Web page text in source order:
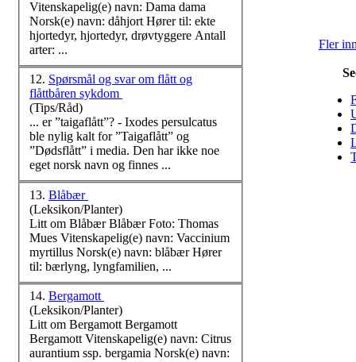
Vitenskapelig(e) navn: Dama dama
Norsk(e) navn: dåhjort Hører til: ekte
hjortedyr, hjortedyr, drøvtyggere Antall
arter: ...
12. Spørsmål og svar om flått og
flåttbåren sykdom
(Tips/Råd)
... er ”taigaflått”? - Ixodes persulcatus
ble nylig kalt for ”Taigaflått” og
”Dødsflått” i media. Den har ikke noe
eget norsk navn og finnes ...
13. Blåbær
(Leksikon/Planter)
Litt om Blåbær Blåbær Foto: Thomas
Mues Vitenskapelig(e) navn: Vaccinium
myrtillus Norsk(e) navn: blåbær Hører
til: bærlyng, lyngfamilien, ...
14. Bergamott
(Leksikon/Planter)
Litt om Bergamott Bergamott
Bergamott Vitenskapelig(e) navn: Citrus
aurantium ssp. bergamia Norsk(e) navn:
Fler